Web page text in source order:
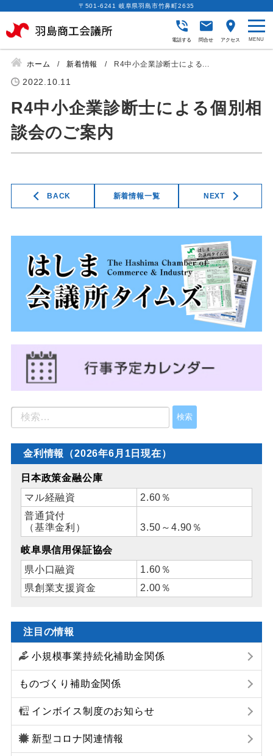
〒501-6241 岐阜県羽島市竹鼻町2635
電話する 問合せ アクセス
ホーム 新着情報 R4中小企業診断士による...
2022.10.11
R4中小企業診断士による個別相
談会のご案内
BACK NEXT
新着情報一覧
金利情報（2026年6月1日現在）
日本政策金融公庫
マル経融資
2.60％
普通貸付
（基準金利）
3.50～4.90％
岐阜県信用保証協会
県小口融資
1.60％
県創業支援資金
2.00％
注目の情報
小規模事業持続化補助金関係
ものづくり補助金関係
インボイス制度のお知らせ
新型コロナ関連情報